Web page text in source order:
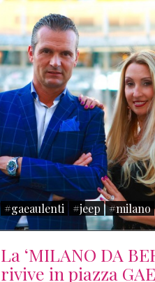
#gaeaulenti #jeep #milano
La ‘MILANO DA
rivive in piazza GAE